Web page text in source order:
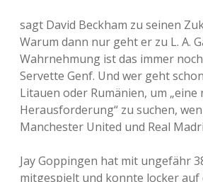
sagt David Beckham zu seinen
Warum dann nur geht er zu L. A.
Wahrnehmung ist das immer
Servette Genf. Und wer geht
Litauen oder Rumänien, um „eine
Herausforderung“ zu suchen,
Manchester United und Real
Jay Goppingen hat mit ungefähr
mitgespielt und konnte locker auf